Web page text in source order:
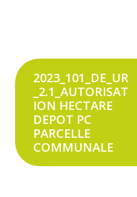
2023_101_DE_UR
_2.1_AUTORISAT
ION HECTARE
DEPOT PC
PARCELLE
COMMUNALE